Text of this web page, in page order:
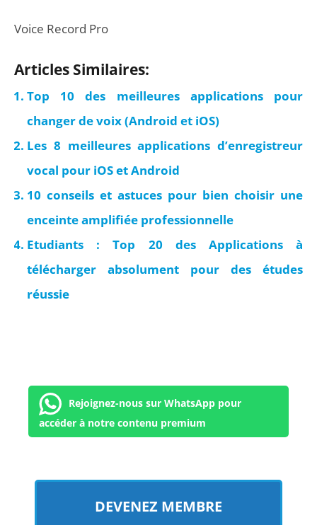
Voice Record Pro
Articles Similaires:
Top 10 des meilleures applications pour
changer de voix (Android et iOS)
Les 8 meilleures applications d’enregistreur
vocal pour iOS et Android
10 conseils et astuces pour bien choisir une
enceinte amplifiée professionnelle
Etudiants : Top 20 des Applications à
télécharger absolument pour des études
réussie
Rejoignez-nous sur WhatsApp pour
accéder à notre contenu premium
DEVENEZ MEMBRE